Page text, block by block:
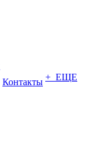
Контакты + ЕЩЕ